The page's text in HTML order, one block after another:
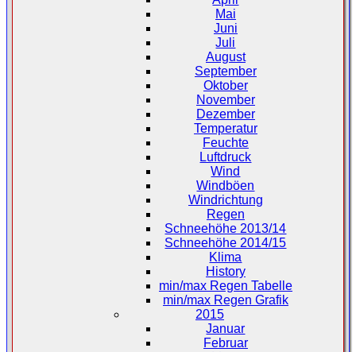
Mai
Juni
Juli
August
September
Oktober
November
Dezember
Temperatur
Feuchte
Luftdruck
Wind
Windböen
Windrichtung
Regen
Schneehöhe 2013/14
Schneehöhe 2014/15
Klima
History
min/max Regen Tabelle
min/max Regen Grafik
2015
Januar
Februar